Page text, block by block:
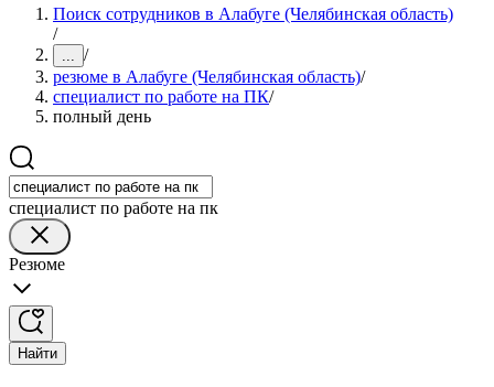
Поиск сотрудников в Алабуге (Челябинская область)
/
... /
резюме в Алабуге (Челябинская область)/
специалист по работе на ПК/
полный день
специалист по работе на пк
Резюме
Найти